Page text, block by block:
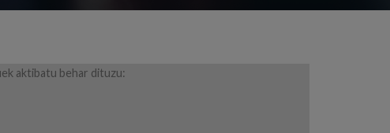
aktibatu behar dituzu: